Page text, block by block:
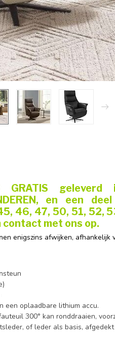
geleverd
en een
46, 47, 50, 51, 52,
contact met ons op.
enigszins afwijken,
)
een oplaadbare lithium accu.
300° kan ronddraaien,
of leder als basis,